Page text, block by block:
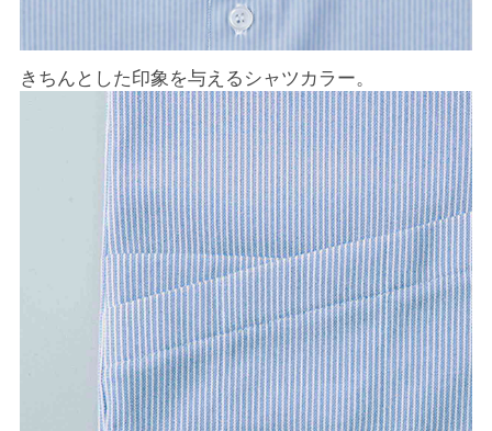
きちんとした印象を与えるシャツカラー。